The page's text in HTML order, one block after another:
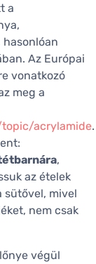
a
Az Európai
vonatkozó
meg a
acrylamide.
,
az ételek
sütővel, mivel
nem csak
végül